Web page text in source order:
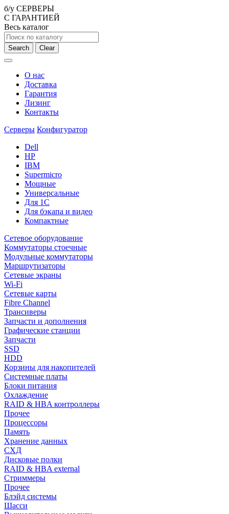
б/у СЕРВЕРЫ
С ГАРАНТИЕЙ
Весь каталог
Search Clear
О нас
Доставка
Гарантия
Лизинг
Контакты
Серверы Конфигуратор
Dell
HP
IBM
Supermicro
Мощные
Универсальные
Для 1С
Для бэкапа и видео
Компактные
Сетевое оборудование
Коммутаторы стоечные
Модульные коммутаторы
Маршрутизаторы
Сетевые экраны
Wi-Fi
Сетевые карты
Fibre Channel
Трансиверы
Запчасти и дополнения
Графические станции
Запчасти
SSD
HDD
Корзины для накопителей
Системные платы
Блоки питания
Охлаждение
RAID & HBA контроллеры
Прочее
Процессоры
Память
Хранение данных
СХД
Дисковые полки
RAID & HBA external
Стриммеры
Прочее
Блэйд системы
Шасси